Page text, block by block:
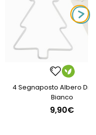
4 Segnaposto Albero Di
Bianco
9,90€